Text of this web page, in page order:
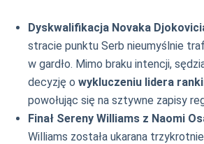
Dyskwalifikacja Novaka
stracie punktu Serb nieumyślnie
w gardło. Mimo braku intencji,
decyzję o wykluczeniu lidera
powołując się na sztywne zapisy
Finał Sereny Williams z Naomi
Williams została ukarana